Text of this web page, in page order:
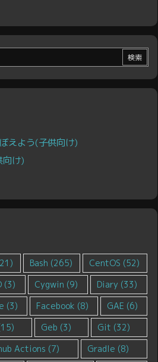
えよう(子供向け)
向け)
Bash (265) CentOS (52)
(3) Cygwin (9) Diary (33)
(3) Facebook (8) GAE (6)
Geb (3) Git (32)
Actions (7) Gradle (8)